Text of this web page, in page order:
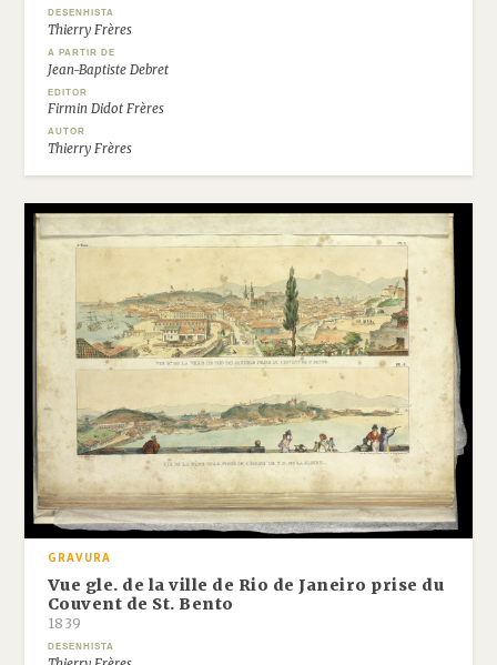
DESENHISTA
Thierry Frères
A PARTIR DE
Jean-Baptiste Debret
EDITOR
Firmin Didot Frères
AUTOR
Thierry Frères
GRAVURA
Vue gle. de la ville de Rio de Janeiro prise du
Couvent de St. Bento
1839
DESENHISTA